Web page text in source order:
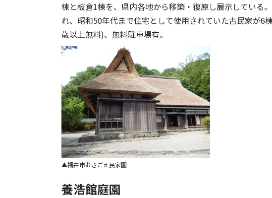
棟と板倉1棟を、県内各地から移築・復原し展示している
れ、昭和50年代まで住宅として使用されていた古民家が6
歳以上無料)、無料駐車場有。
福井市おさごえ民家園
養浩館庭園